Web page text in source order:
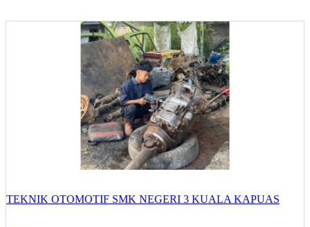
TEKNIK OTOMOTIF SMK NEGERI 3 KUALA KAPUAS